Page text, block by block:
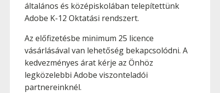
általános és középiskolában telepítettünk
Adobe K-12 Oktatási rendszert.
Az előfizetésbe minimum 25 licence
vásárlásával van lehetőség bekapcsolódni. A
kedvezményes árat kérje az Önhöz
legközelebbi Adobe viszonteladói
partnereinknél.